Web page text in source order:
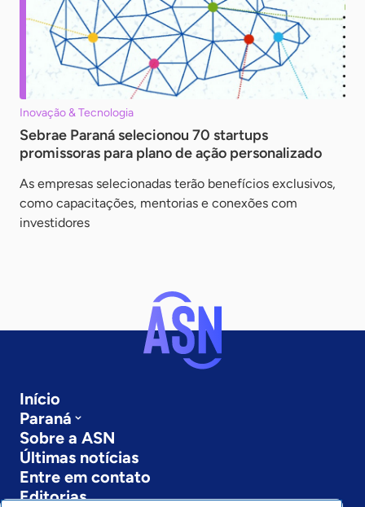
Inovação & Tecnologia
Sebrae Paraná selecionou 70 startups
promissoras para plano de ação personalizado
As empresas selecionadas terão benefícios exclusivos,
como capacitações, mentorias e conexões com
investidores
Início
Paraná
Sobre a ASN
Últimas notícias
Entre em contato
Editorias